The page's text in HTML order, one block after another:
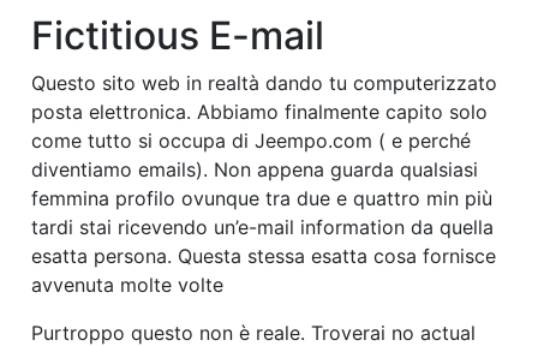
Fictitious E-mail
Questo sito web in realtà dando tu computerizzato
posta elettronica. Abbiamo finalmente capito solo
come tutto si occupa di Jeempo.com ( e perché
diventiamo emails). Non appena guarda qualsiasi
femmina profilo ovunque tra due e quattro min più
tardi stai ricevendo un’e-mail information da quella
esatta persona. Questa stessa esatta cosa fornisce
avvenuta molte volte
Purtroppo questo non è reale. Troverai no actual